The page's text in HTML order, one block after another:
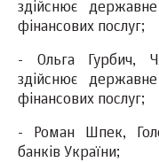
здійснює
фінансових послуг;
- Ольга Гурбич,
здійснює
фінансових послуг;
- Роман Шпек,
банків України;